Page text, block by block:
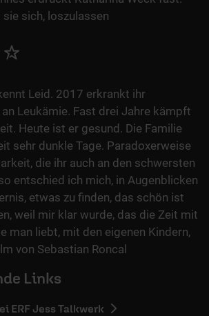
sich, loszulassen
Leid. 2017 erkrankt ihr
Leukämie. Fast drei Jahre kämpft
Heute ist er gesund. Die Familie
sehr dunkle Tage. Paradoxerweise
die ihr auch an den schwersten
entschied ich mich, in Augenblicken
etwas zu finden, das schön ist
weil mir klar wurde, das die Zeit mit
man liebt, mit den eigenen Kindern,
von Sebastian Roncal
Links
ERF Jess Talkwerk